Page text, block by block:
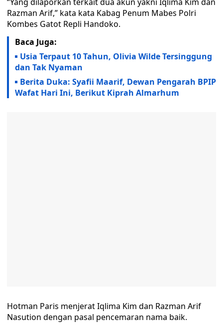
Razman Arif,” kata kata Kabag Penum Mabes Polri
Kombes Gatot Repli Handoko.
Baca Juga:
Usia Terpaut 10 Tahun, Olivia Wilde Tersinggung
dan Tak Nyaman
Berita Duka: Syafii Maarif, Dewan Pengarah BPIP
Wafat Hari Ini, Berikut Kiprah Almarhum
Hotman Paris menjerat Iqlima Kim dan Razman Arif
Nasution dengan pasal pencemaran nama baik.